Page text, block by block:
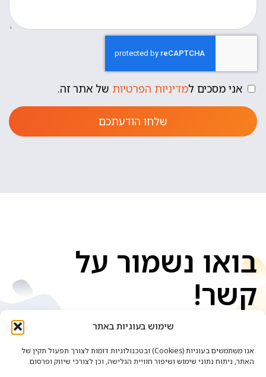
שימוש בעוגיות באתר
אנו משתמשים בעוגיות (Cookies) ובטכנולוגיות דומות לצורך תפעול תקין של
האתר, ניתוח נתוני שימוש ושיפור חוויית הגלישה, וכן לצורכי שיווק ופרסום.
אני מסכים למדיניות הפרטיות של אתר זה.
שלחו הודעתכם
בואו נשמור על
קשר!